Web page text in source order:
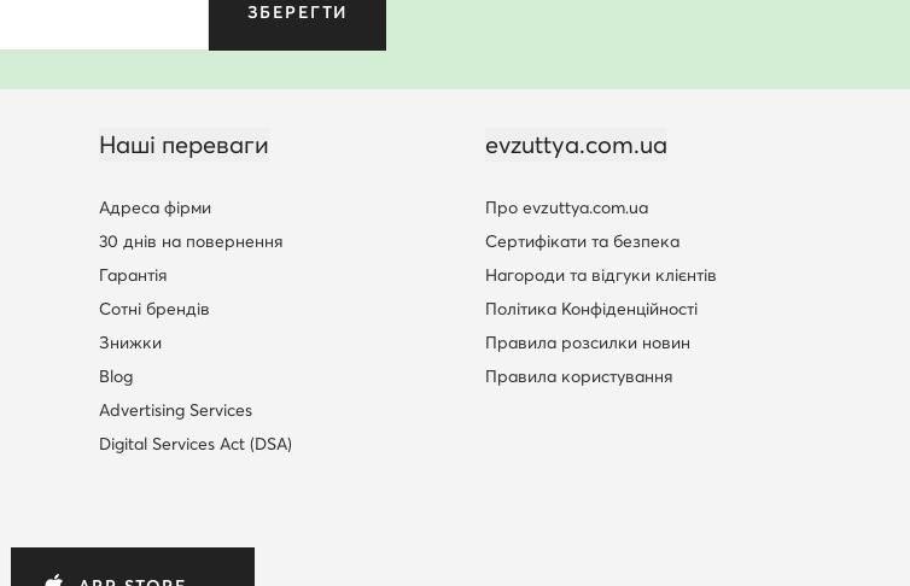
ЗБЕРЕГТИ
Наші переваги
Адреса фірми
30 днів на повернення
Гарантія
Сотні брендів
Знижки
Blog
Advertising Services
Digital Services Act (DSA)
evzuttya.com.ua
Про evzuttya.com.ua
Сертифікати та безпека
Нагороди та відгуки клієнтів
Політика Конфіденційності
Правила розсилки новин
Правила користування